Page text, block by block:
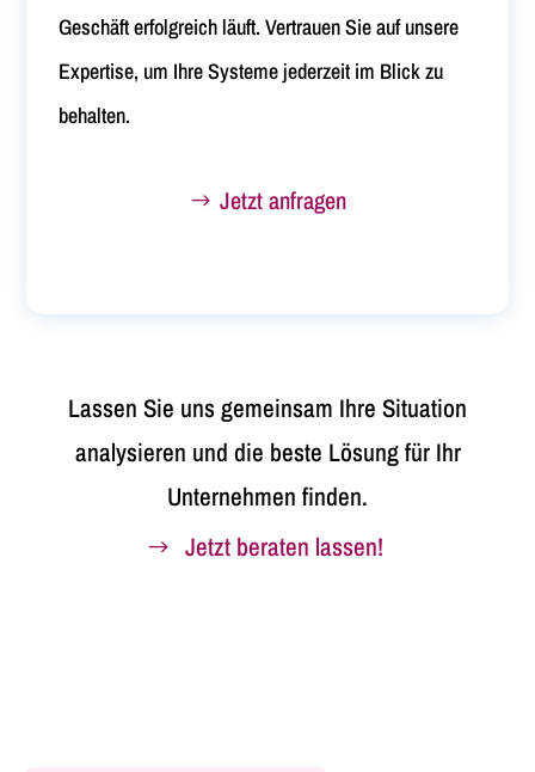
Geschäft erfolgreich läuft. Vertrauen Sie auf unsere
Expertise, um Ihre Systeme jederzeit im Blick zu
behalten.
Jetzt anfragen
Lassen Sie uns gemeinsam Ihre Situation
analysieren und die beste Lösung für Ihr
Unternehmen finden.
Jetzt beraten lassen!